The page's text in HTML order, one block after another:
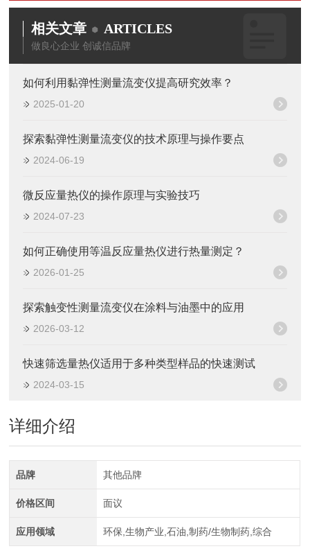
相关文章 ARTICLES
做良心企业 创诚信品牌
如何利用黏弹性测量流变仪提高研究效率？
2025-01-20
探索黏弹性测量流变仪的技术原理与操作要点
2024-06-19
微反应量热仪的操作原理与实验技巧
2024-07-23
如何正确使用等温反应量热仪进行热量测定？
2026-01-25
探索触变性测量流变仪在涂料与油墨中的应用
2026-03-12
快速筛选量热仪适用于多种类型样品的快速测试
2024-03-15
详细介绍
品牌 其他品牌
价格区间 面议
应用领域 环保,生物产业,石油,制药/生物制药,综合